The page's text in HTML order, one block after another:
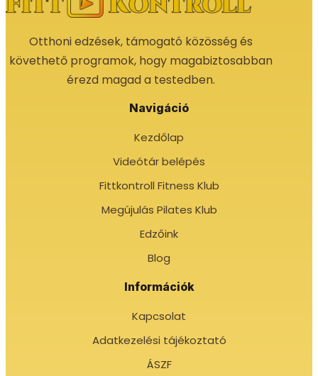
Otthoni edzések, támogató közösség és
követhető programok, hogy magabiztosabban
érezd magad a testedben.
Navigáció
Kezdőlap
Videótár belépés
Fittkontroll Fitness Klub
Megújulás Pilates Klub
Edzőink
Blog
Információk
Kapcsolat
Adatkezelési tájékoztató
ÁSZF